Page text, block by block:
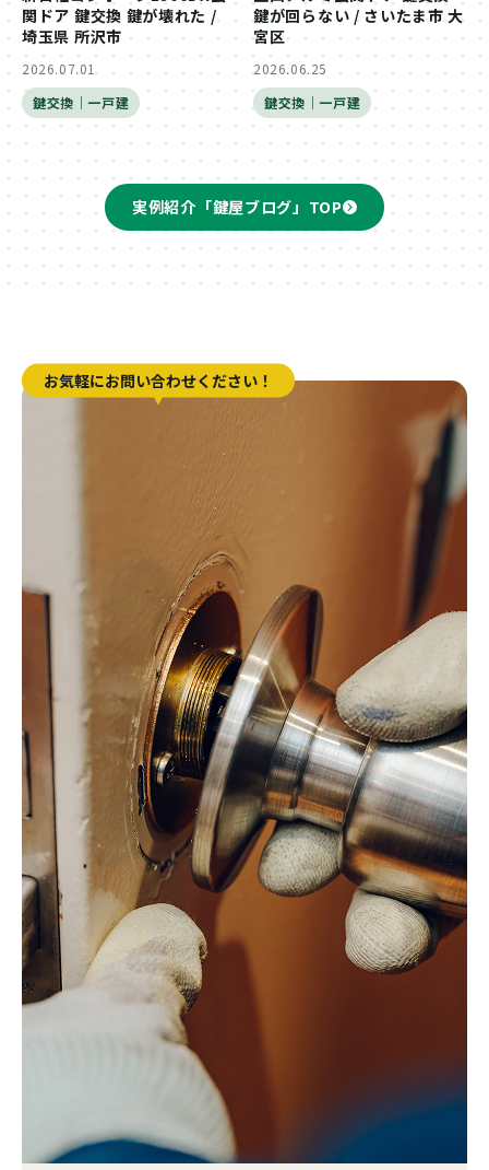
関ドア 鍵交換 鍵が壊れた /
埼玉県 所沢市
2026.07.01
鍵交換｜一戸建
鍵が回らない / さいたま市 大
宮区
2026.06.25
鍵交換｜一戸建
実例紹介「鍵屋ブログ」TOP
お気軽にお問い合わせください！